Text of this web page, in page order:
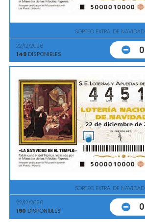
SORTEO EXTRA. DE NAVIDAD
22/12/2026
149 DISPONIBLES 0
SORTEO EXTRA. DE NAVIDAD
22/12/2026
190 DISPONIBLES 0